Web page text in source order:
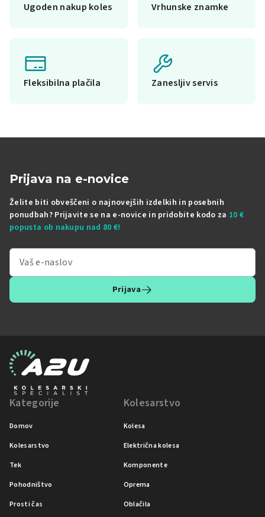
Ugoden nakup koles Vrhunske znamke
Fleksibilna plačila Zanesljiv servis
Prijava na e-novice
Želite biti obveščeni o najnovejših izdelkih in posebnih
ponudbah? Prijavite se na e-novice in pridobite kodo za 10 €
popusta ob nakupu nad 80 €!
Prijava
Kategorije
Domov
Kolesarstvo
Tek
Pohodništvo
Prosti čas
Kolesarstvo
Kolesa
Električna kolesa
Komponente
Oprema
Oblačila